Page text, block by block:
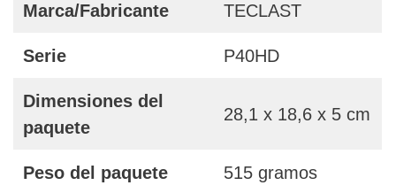
Marca/Fabricante TECLAST
Serie P40HD
Dimensiones del
paquete
28,1 x 18,6 x 5 cm
Peso del paquete 515 gramos